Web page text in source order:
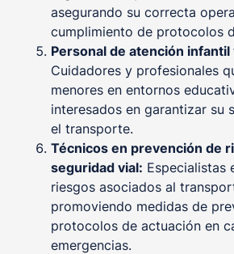
asegurando su correcta
cumplimiento de protocolos
Personal de atención infantil
Cuidadores y profesionales
menores en entornos
interesados en garantizar su
el transporte.
Técnicos en prevención de
seguridad vial: Especialistas
riesgos asociados al
promoviendo medidas de
protocolos de actuación en
emergencias.